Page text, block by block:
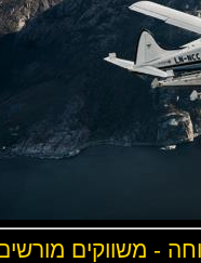
משווקים מורשים